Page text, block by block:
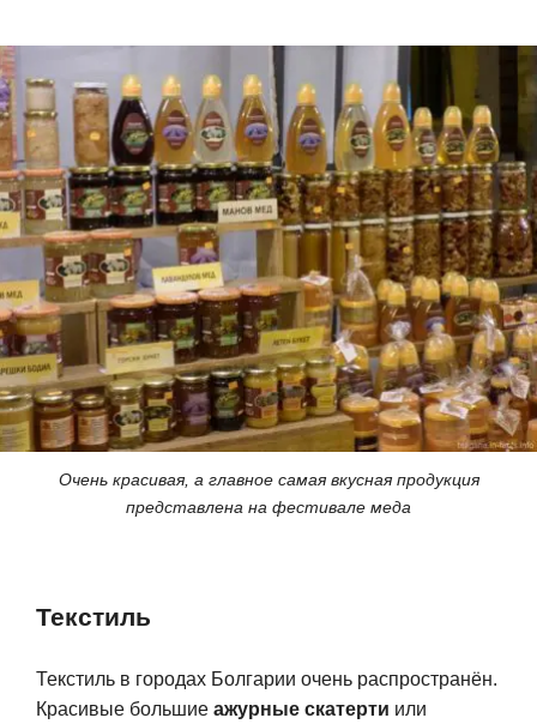
Очень красивая, а главное самая вкусная продукция
представлена на фестивале меда
Текстиль
Текстиль в городах Болгарии очень распространён.
Красивые большие ажурные скатерти или